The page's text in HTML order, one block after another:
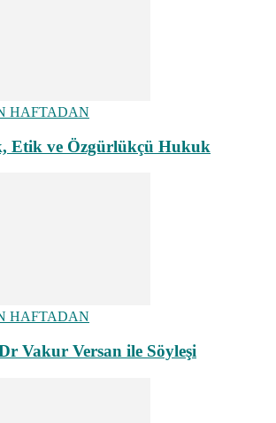
HAFTADAN
Etik ve Özgürlükçü Hukuk
HAFTADAN
Vakur Versan ile Söyleşi